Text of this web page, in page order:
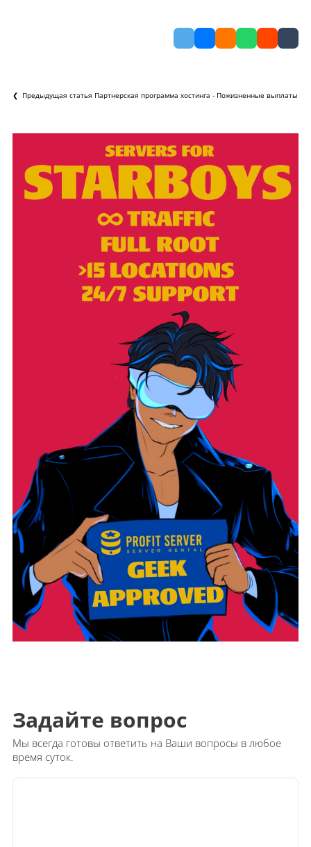
❮ Предыдущая статья Партнерская программа хостинга - Пожизненные выплаты
Задайте вопрос
Мы всегда готовы ответить на Ваши вопросы в любое
время суток.